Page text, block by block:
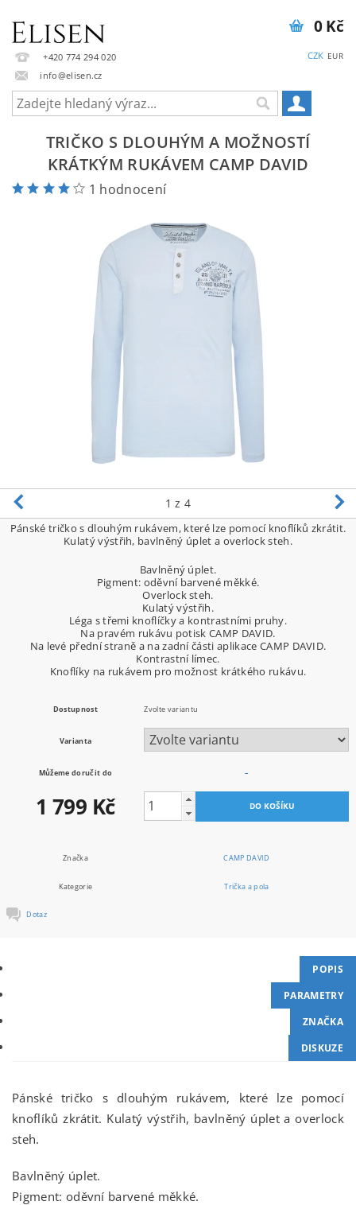
+420 774 294 020
info@elisen.cz
CZK EUR
0 Kč
TRIČKO S DLOUHÝM A MOŽNOSTÍ
KRÁTKÝM RUKÁVEM CAMP DAVID
1 hodnocení
1 z 4
Pánské tričko s dlouhým rukávem, které lze pomocí knoflíků zkrátit.
Kulatý výstřih, bavlněný úplet a overlock steh.
Bavlněný úplet.
Pigment: oděvní barvené měkké.
Overlock steh.
Kulatý výstřih.
Léga s třemi knoflíčky a kontrastními pruhy.
Na pravém rukávu potisk CAMP DAVID.
Na levé přední straně a na zadní části aplikace CAMP DAVID.
Kontrastní límec.
Knoflíky na rukávem pro možnost krátkého rukávu.
Dostupnost Zvolte variantu
Varianta
Můžeme doručit do –
1 799 Kč
Značka CAMP DAVID
Kategorie Trička a pola
Dotaz
POPIS
PARAMETRY
ZNAČKA
DISKUZE
Pánské tričko s dlouhým rukávem, které lze pomocí
knoflíků zkrátit. Kulatý výstřih, bavlněný úplet a overlock
steh.
Bavlněný úplet.
Pigment: oděvní barvené měkké.